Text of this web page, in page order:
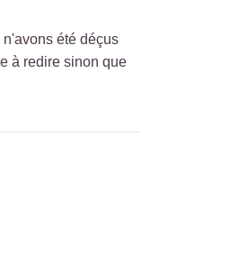
été déçus
à redire sinon que